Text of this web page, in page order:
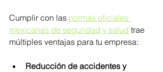
Cumplir con las normas oficiales
mexicanas de seguridad y salud trae
múltiples ventajas para tu empresa:
Reducción de accidentes y